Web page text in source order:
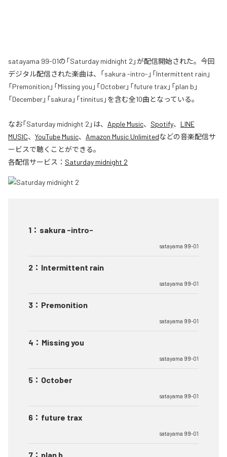
satayama 99-01の「Saturday midnight 2」が配信開始された。今回
デジタル配信された楽曲は、「sakura -intro-」「Intermittent rain」
「Premonition」「Missing you」「October」「future trax」「plan b」
「December」「sakura」「tinnitus」を含む全10曲となっている。
なお「Saturday midnight 2 」は、 Apple Music、 Spotify、 LINE
MUSIC、 YouTube Music、 Amazon Music Unlimitedなどの音楽配信サ
ービスで聴くことができる。
各配信サービス： Saturday midnight 2
1 ： sakura -intro-
satayama 99-01
2 ： Intermittent rain
satayama 99-01
3 ： Premonition
satayama 99-01
4 ： Missing you
satayama 99-01
5 ： October
satayama 99-01
6 ： future trax
satayama 99-01
7 ： plan b